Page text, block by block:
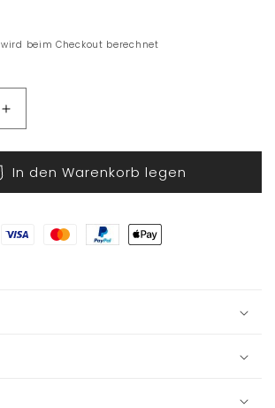
wird beim Checkout berechnet
Erhöhe
die
Menge
für
Pilz
In den Warenkorb legen